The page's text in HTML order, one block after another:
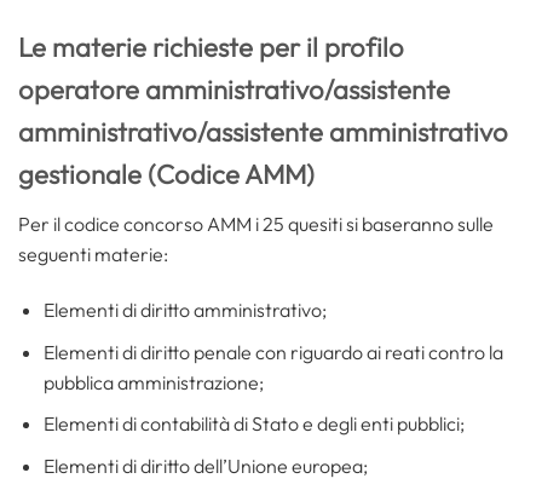
Le materie richieste per il profilo
operatore amministrativo/assistente
amministrativo/assistente amministrativo
gestionale (Codice AMM)
Per il codice concorso AMM i 25 quesiti si baseranno sulle
seguenti materie:
Elementi di diritto amministrativo;
Elementi di diritto penale con riguardo ai reati contro la
pubblica amministrazione;
Elementi di contabilità di Stato e degli enti pubblici;
Elementi di diritto dell’Unione europea;